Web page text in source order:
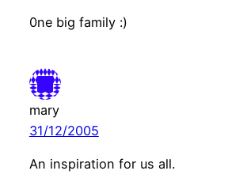
0ne big family :)
mary
31/12/2005
An inspiration for us all.